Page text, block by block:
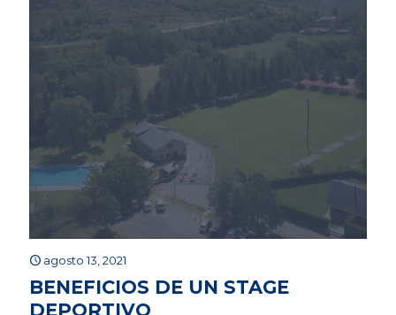
agosto 13, 2021
BENEFICIOS DE UN STAGE
DEPORTIVO